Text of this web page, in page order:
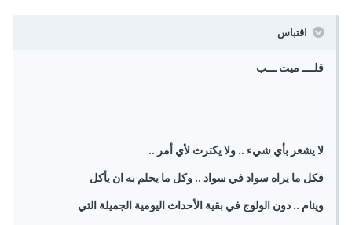
اقتباس
قلــــ ميت ـــب
لا يشعر بأي شيء .. ولا يكترث لأي أمر ..
فكل ما يراه سواد في سواد .. وكل ما يحلم به ان يأكل
وينام .. دون الولوج في بقية الأحداث اليومية الجميلة التي